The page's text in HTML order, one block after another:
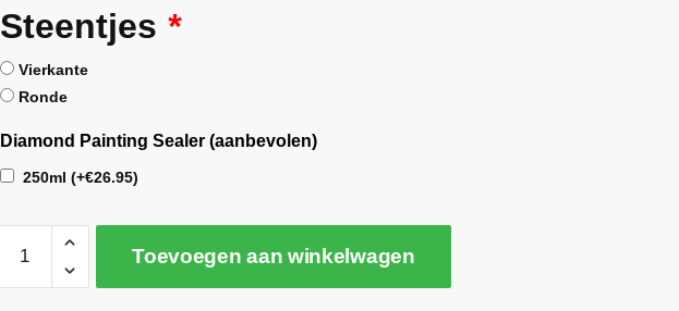
Steentjes *
Vierkante
Ronde
Diamond Painting Sealer (aanbevolen)
250ml (+€26.95)
Toevoegen aan winkelwagen